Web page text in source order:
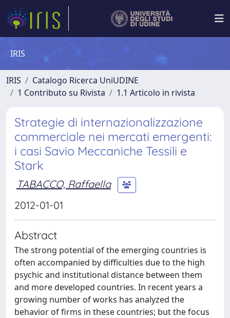
IRIS
IRIS
Catalogo Ricerca UniUDINE
1 Contributo su Rivista
1.1 Articolo in rivista
Strategie di internazionalizzazione
commerciale nei mercati emergenti:
i casi Savio Meccaniche Tessili e
Stark
TABACCO, Raffaella
2012-01-01
Abstract
The strong potential of the emerging countries is
often accompanied by difficulties due to the high
psychic and institutional distance between them
and more developed countries. In recent years a
growing number of works has analyzed the
behavior of firms in these countries; but the focus